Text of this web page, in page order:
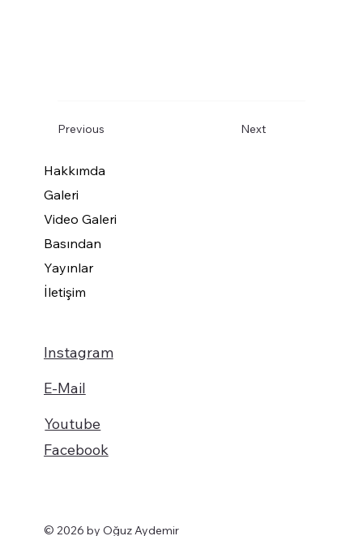
Previous Next
Hakkımda
Galeri
Video Galeri
Basından
Yayınlar
İletişim
Instagram
Facebook
Youtube
E-Mail
© 2026 by Oğuz Aydemir